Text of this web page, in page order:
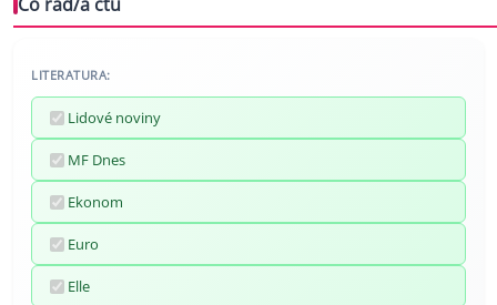
LITERATURA:
Lidové noviny
MF Dnes
Ekonom
Euro
Elle